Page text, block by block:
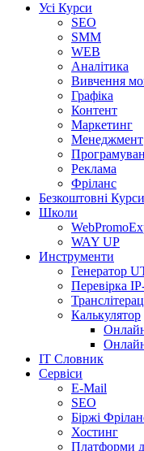
Усі Курси
SEO
SMM
WEB
Аналітика
Вивчення
Графіка
Контент
Маркетинг
Менеджмент
Реклама
Фріланс
Безкоштовні Курси
Школи
WAY UP
Инструменти
Генератор
Перевірка
Калькулятор
Онлайн
IT Словник
Сервіси
E-Mail
SEO
Біржі
Хостинг
Платформи